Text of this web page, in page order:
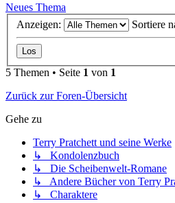
Neues Thema
Anzeigen:
Sortiere
5 Themen • Seite 1 von 1
Zurück zur Foren-Übersicht
Gehe zu
Terry Pratchett und seine Werke
↳ Kondolenzbuch
↳ Die Scheibenwelt-Romane
↳ Andere Bücher von Terry
↳ Charaktere